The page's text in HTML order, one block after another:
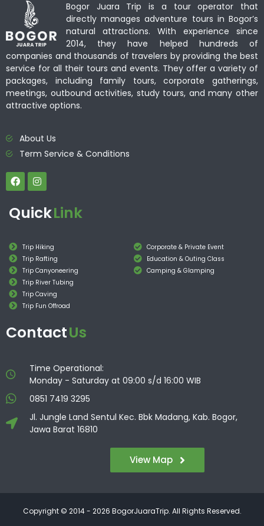
Bogor Juara Trip is a tour operator that
directly manages adventure tours in Bogor’s
natural attractions. With experience since
2014, they have helped hundreds of
companies and thousands of travelers by providing the best
service for all their tours and events. They offer a variety of
packages, including family tours, corporate gatherings,
meetings, outbound activities, study tours, and many other
attractive options.
About Us
Term Service & Conditions
QuickLink
Trip Hiking
Trip Rafting
Trip Canyoneering
Trip River Tubing
Trip Caving
Trip Fun Offroad
Corporate & Private Event
Education & Outing Class
Camping & Glamping
ContactUs
Time Operational:
Monday - Saturday at 09:00 s/d 16:00 WIB
0851 7419 3295
Jl. Jungle Land Sentul Kec. Bbk Madang, Kab. Bogor,
Jawa Barat 16810
View Map
Copyright © 2014 - 2026 BogorJuaraTrip. All Rights Reserved.